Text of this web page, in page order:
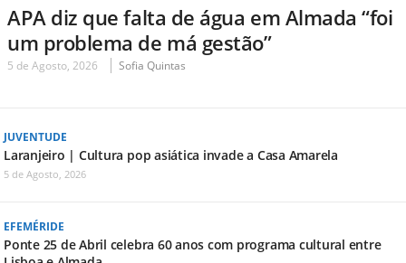
APA diz que falta de água em Almada “foi
um problema de má gestão”
5 de Agosto, 2026 Sofia Quintas
JUVENTUDE
Laranjeiro | Cultura pop asiática invade a Casa Amarela
5 de Agosto, 2026
EFEMÉRIDE
Ponte 25 de Abril celebra 60 anos com programa cultural entre